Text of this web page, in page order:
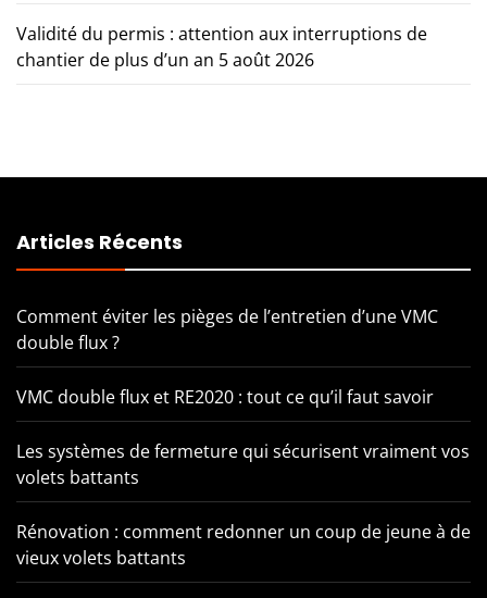
Validité du permis : attention aux interruptions de
chantier de plus d’un an 5 août 2026
Articles Récents
Comment éviter les pièges de l’entretien d’une VMC
double flux ?
VMC double flux et RE2020 : tout ce qu’il faut savoir
Les systèmes de fermeture qui sécurisent vraiment vos
volets battants
Rénovation : comment redonner un coup de jeune à de
vieux volets battants